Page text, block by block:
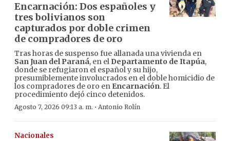
Encarnación: Dos españoles y
tres bolivianos son
capturados por doble crimen
de compradores de oro
Tras horas de suspenso fue allanada una vivienda en
San Juan del Paraná, en el Departamento de Itapúa,
donde se refugiaron el español y su hijo,
presumiblemente involucrados en el doble homicidio de
los compradores de oro en Encarnación. El
procedimiento dejó cinco detenidos.
Agosto 7, 2026 09:13 a. m. · Antonio Rolín
Nacionales